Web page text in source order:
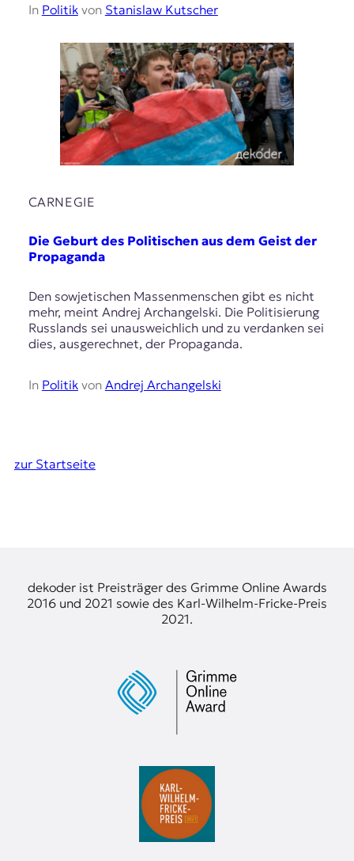
In Politikvon Stanislaw Kutscher
CARNEGIE
Die Geburt des Politischen aus dem Geist der
Propaganda
Den sowjetischen Massenmenschen gibt es nicht
mehr, meint Andrej Archangelski. Die Politisierung
Russlands sei unausweichlich und zu verdanken sei
dies, ausgerechnet, der Propaganda.
In Politikvon Andrej Archangelski
zur Startseite
dekoder ist Preisträger des Grimme Online Awards
2016 und 2021 sowie des Karl-Wilhelm-Fricke-Preis
2021.